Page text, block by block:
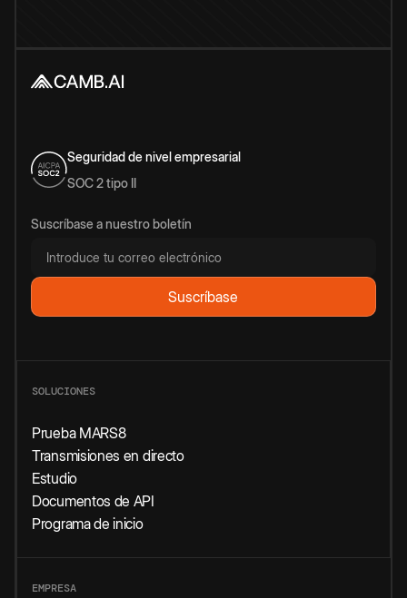
Seguridad de nivel empresarial
SOC 2 tipo II
Suscríbase a nuestro boletín
SOLUCIONES
Prueba MARS8
Transmisiones en directo
Estudio
Documentos de API
Programa de inicio
EMPRESA